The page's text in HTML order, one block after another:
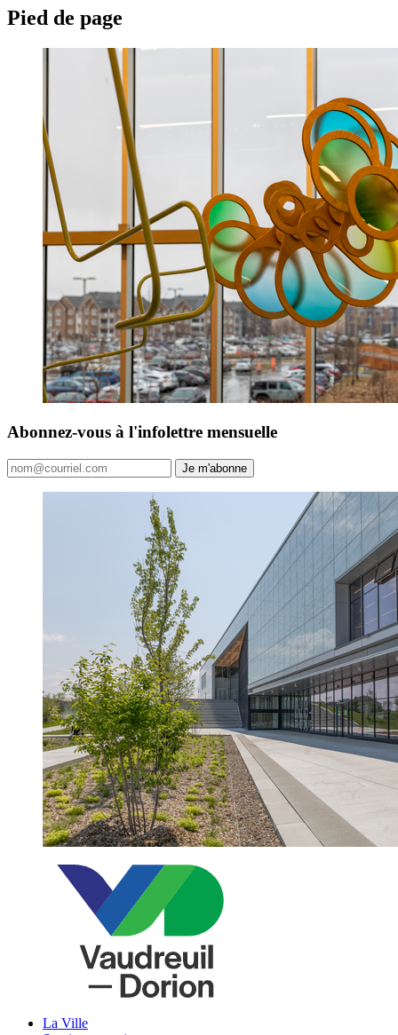
Pied de page
Abonnez-vous à l'infolettre mensuelle
Je m'abonne
La Ville